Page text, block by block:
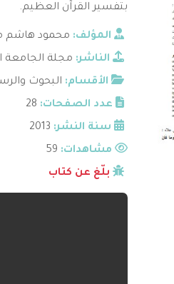
بتفسير القرآن العظيم.
المؤلف: محمود هاشم
الناشر: مجلة الجامعة
الأقسام: البحوث
عدد الصفحات: 28
سنة النشر: 2013
مشاهدات:
بلّغ عن كتاب